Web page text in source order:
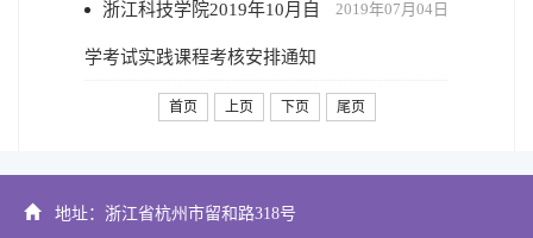
2019年07月04日
浙江科技学院2019年10月自
学考试实践课程考核安排通知
首页 上页 下页 尾页
地址：浙江省杭州市留和路318号